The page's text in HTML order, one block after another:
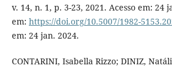
v. 14, n. 1, p. 3-23, 2021. Acesso em: 24
em: https://doi.org/10.5007/1982-
em: 24 jan. 2024.
CONTARINI, Isabella Rizzo; DINIZ,